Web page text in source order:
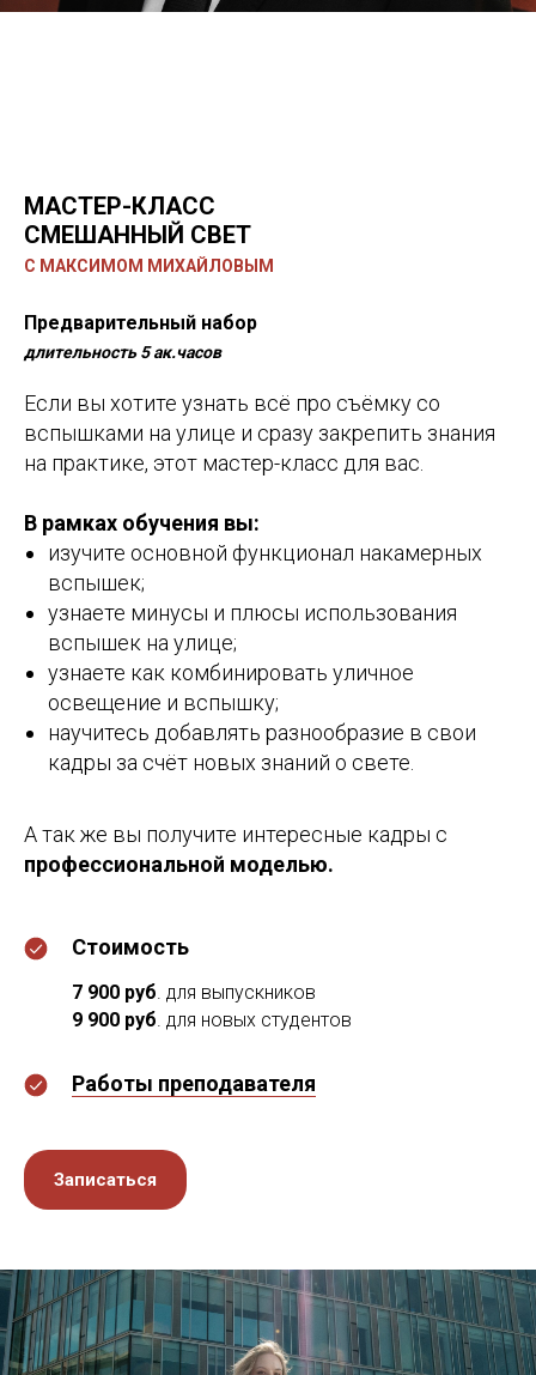
МАСТЕР-КЛАСС
СМЕШАННЫЙ СВЕТ
С МАКСИМОМ МИХАЙЛОВЫМ
Предварительный набор
длительность 5 ак.часов
Если вы хотите узнать всё про съёмку со
вспышками на улице и сразу закрепить знания
на практике, этот мастер-класс для вас.
В рамках обучения вы:
изучите основной функционал накамерных
вспышек;
узнаете минусы и плюсы использования
вспышек на улице;
узнаете как комбинировать уличное
освещение и вспышку;
научитесь добавлять разнообразие в свои
кадры за счёт новых знаний о свете.
А так же вы получите интересные кадры с
профессиональной моделью.
Стоимость
7 900 руб . для выпускников
9 900 руб для новых студентов
Работы преподавателя
Записаться